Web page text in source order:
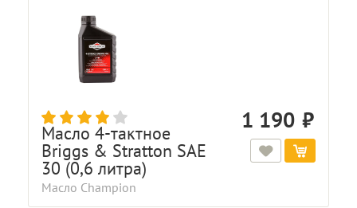
Масло 4-тактное
Briggs & Stratton SAE
30 (0,6 литра)
Масло Champion
1 190